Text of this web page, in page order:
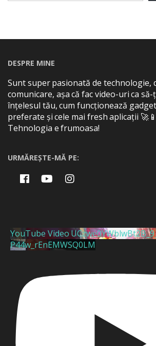
DESPRE MINE
Sunt super pasionată de technologie,
comunicare, așa că fac video-uri ca
înțelesul tău, cum funcționează
preferate și cele mai fresh aplicații 🚀📱
Tehnologia e frumoasa!
URMĂREȘTE-MĂ PE:
YouTube Video
P44w_rEnEMWSQ0LM